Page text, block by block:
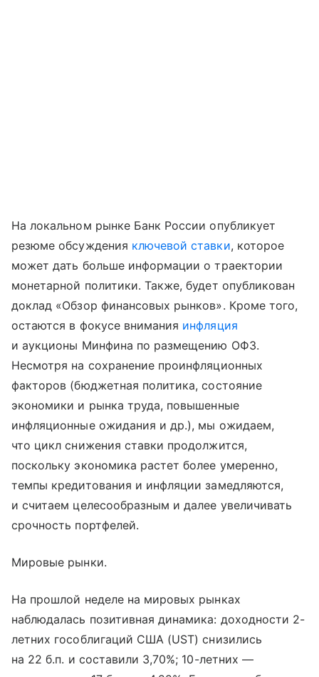
На локальном рынке Банк России опубликует
резюме обсуждения ключевой ставки, которое
может дать больше информации о траектории
монетарной политики. Также, будет опубликован
доклад «Обзор финансовых рынков». Кроме того,
остаются в фокусе внимания инфляция
и аукционы Минфина по размещению ОФЗ.
Несмотря на сохранение проинфляционных
факторов (бюджетная политика, состояние
экономики и рынка труда, повышенные
инфляционные ожидания и др.), мы ожидаем,
что цикл снижения ставки продолжится,
поскольку экономика растет более умеренно,
темпы кредитования и инфляции замедляются,
и считаем целесообразным и далее увеличивать
срочность портфелей.
Мировые рынки.
На прошлой неделе на мировых рынках
наблюдалась позитивная динамика: доходности 2-
летних гособлигаций США (UST) снизились
на 22 б.п. и составили 3,70%; 10-летних —